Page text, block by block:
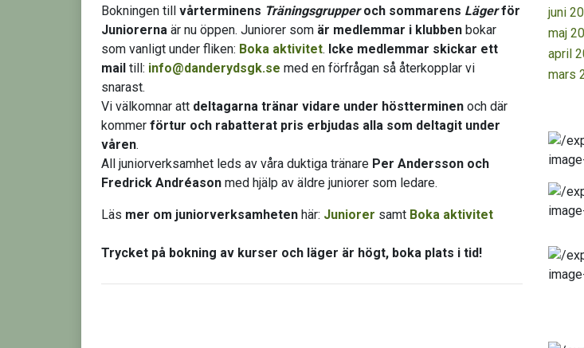
juni
maj
april
mars
Bokningen till vårterminens Träningsgrupperoch sommarens Lägerför
Juniorerna är nu öppen. Juniorer som är medlemmar i klubben bokar
som vanligt under fliken: Boka aktivitet. Icke medlemmar skickar ett
mail till: info@danderydsgk.se med en förfrågan så återkopplar vi
snarast.
Vi välkomnar att deltagarna tränar vidare under höstterminen och där
kommer förtur och rabatterat pris erbjudas alla som deltagit under
våren.
All juniorverksamhet leds av våra duktiga tränare Per Andersson och
Fredrick Andréason med hjälp av äldre juniorer som ledare.
Läs mer om juniorverksamheten här: Juniorer samt Boka aktivitet
Trycket på bokning av kurser och läger är högt, boka plats i tid!